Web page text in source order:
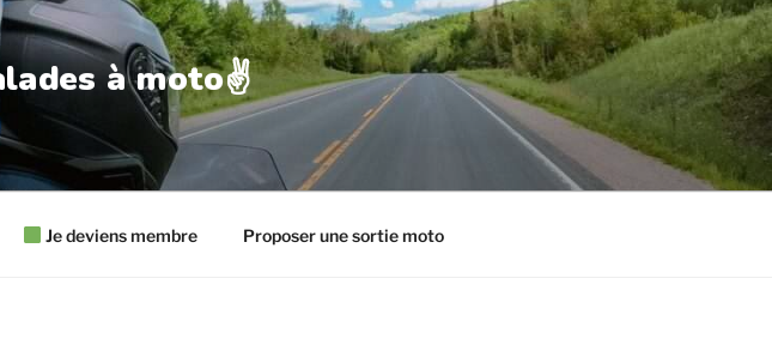
à moto✌️
Je deviens membre Proposer une sortie moto